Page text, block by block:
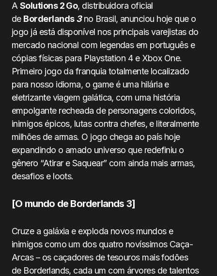
A Solutions 2 Go, distribuidora oficial
de Borderlands3no Brasil, anunciou hoje que o
jogo já está disponível nos principais varejistas do
mercado nacional com legendas em português e
cópias físicas para Playstation 4 e Xbox One.
Primeiro jogo da franquia totalmente localizado
para nosso idioma, o game é uma hilária e
eletrizante viagem galática, com uma história
empolgante recheada de personagens coloridos,
inimigos épicos, lutas contra chefes, e literalmente
milhões de armas. O jogo chega ao país hoje
expandindo o amado universo que redefiniu o
gênero “Atirar e Saquear” com ainda mais armas,
desafios e loots.
[O mundo de Borderlands 3]
Cruze a galáxia e exploda novos mundos e
inimigos como um dos quatro novíssimos Caça-
Arcas – os caçadores de tesouros mais fodões
de Borderlands, cada um com árvores de talentos